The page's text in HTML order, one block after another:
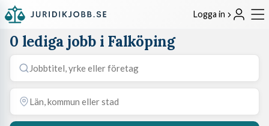
Logga in
0 lediga jobb i Falköping